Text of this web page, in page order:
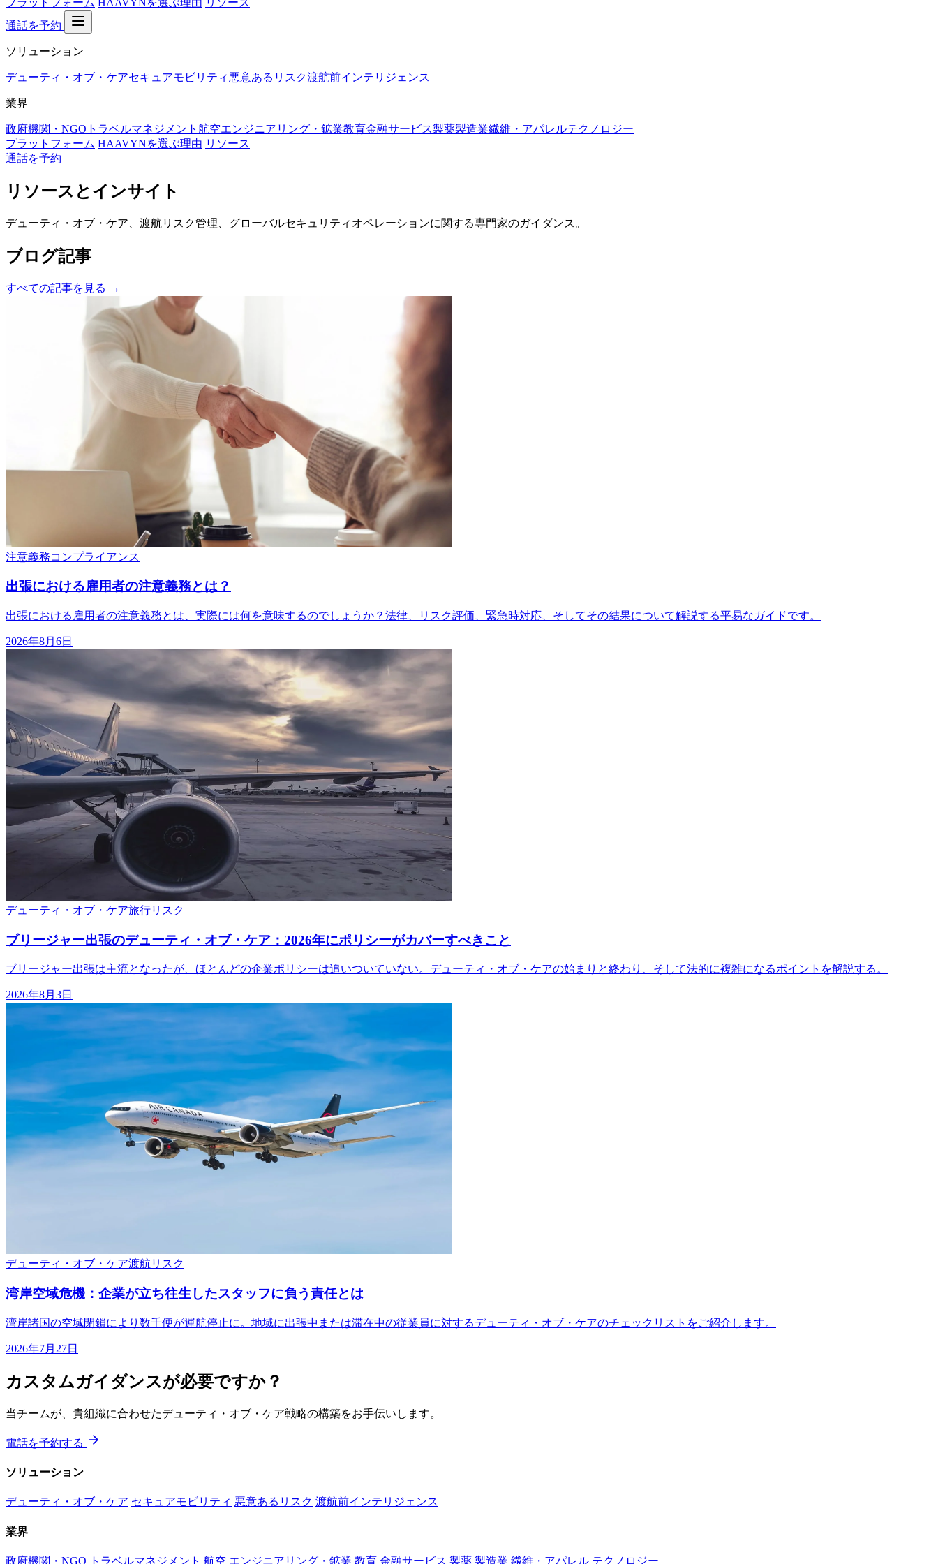
プラットフォーム HAAVYNを選ぶ理由 リソース
通話を予約
ソリューション
デューティ・オブ・ケアセキュアモビリティ 悪意あるリスク渡航前インテリジェンス
業界
政府機関・NGO トラベルマネジメント 航空エンジニアリング・鉱業教育金融サービス製薬製造業繊維・アパレルテクノロジー
プラットフォーム HAAVYNを選ぶ理由 リソース
通話を予約
リソースとインサイト
デューティ・オブ・ケア、渡航リスク管理、グローバルセキュリティオペレーションに関する専門家のガイダンス。
ブログ記事
すべての記事を見る →
注意義務コンプライアンス
出張における雇用者の注意義務とは？
出張における雇用者の注意義務とは、実際には何を意味するのでしょうか？法律、リスク評価、緊急時対応、そしてその結果について解説する平易なガイドです。
2026年8月6日
デューティ・オブ・ケア旅行リスク
ブリージャー出張のデューティ・オブ・ケア：2026年にポリシーがカバーすべきこと
ブリージャー出張は主流となったが、ほとんどの企業ポリシーは追いついていない。デューティ・オブ・ケアの始まりと終わり、そして法的に複雑になるポイントを解説する。
2026年8月3日
デューティ・オブ・ケア渡航リスク
湾岸空域危機：企業が立ち往生したスタッフに負う責任とは
湾岸諸国の空域閉鎖により数千便が運航停止に。地域に出張中または滞在中の従業員に対するデューティ・オブ・ケアのチェックリストをご紹介します。
2026年7月27日
カスタムガイダンスが必要ですか？
当チームが、貴組織に合わせたデューティ・オブ・ケア戦略の構築をお手伝いします。
電話を予約する
ソリューション
デューティ・オブ・ケア セキュアモビリティ 悪意あるリスク 渡航前インテリジェンス
業界
政府機関・NGO トラベルマネジメント 航空 エンジニアリング・鉱業 教育 金融サービス 製薬 製造業 繊維・アパレル テクノロジー